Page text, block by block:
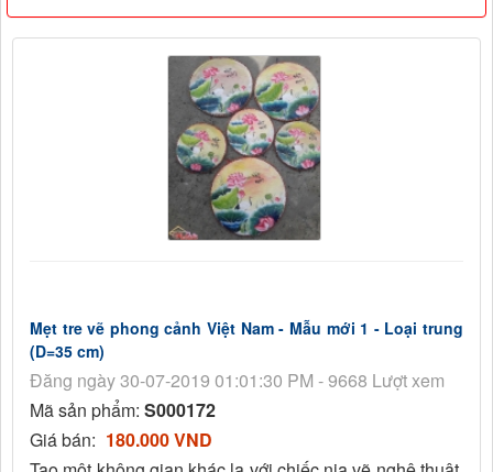
Mẹt tre vẽ phong cảnh Việt Nam - Mẫu mới 1 - Loại trung
(D=35 cm)
Đăng ngày 30-07-2019 01:01:30 PM - 9668 Lượt xem
Mã sản phẩm: S000172
Giá bán: 180.000 VND